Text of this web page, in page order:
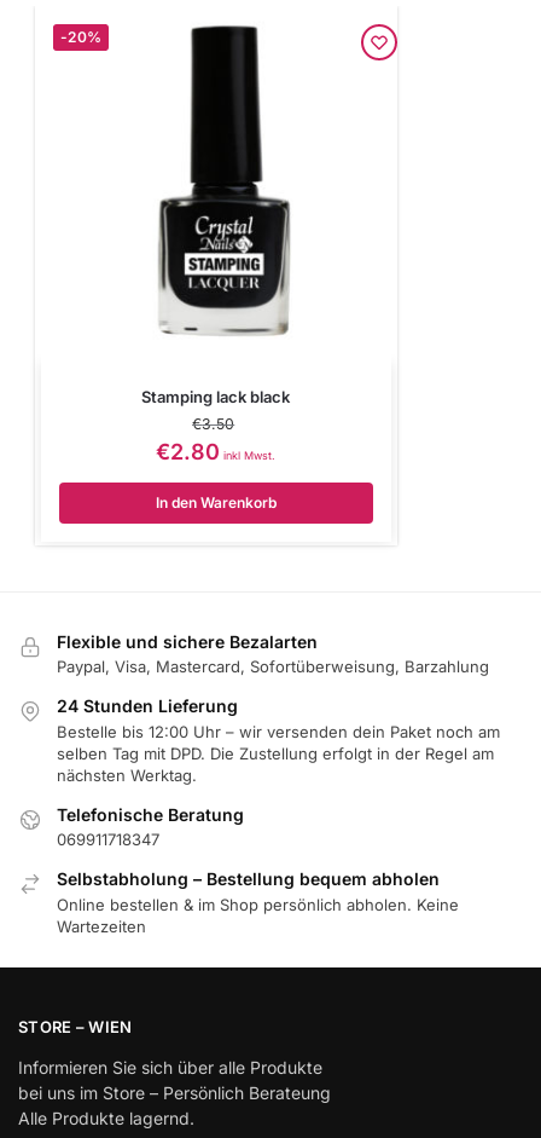
-20%
Stamping lack black
€3.50
€2.80 inkl Mwst.
In den Warenkorb
Flexible und sichere Bezalarten
Paypal, Visa, Mastercard, Sofortüberweisung, Barzahlung
24 Stunden Lieferung
Bestelle bis 12:00 Uhr – wir versenden dein Paket noch am
selben Tag mit DPD. Die Zustellung erfolgt in der Regel am
nächsten Werktag.
Telefonische Beratung
069911718347
Selbstabholung – Bestellung bequem abholen
Online bestellen & im Shop persönlich abholen. Keine
Wartezeiten
STORE – WIEN
Informieren Sie sich über alle Produkte
bei uns im Store – Persönlich Berateung
Alle Produkte lagernd.